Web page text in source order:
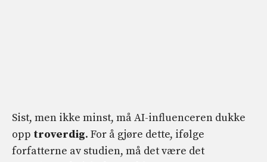
Sist, men ikke minst, må AI-influenceren dukke
opp troverdig. For å gjøre dette, ifølge
forfatterne av studien, må det være det